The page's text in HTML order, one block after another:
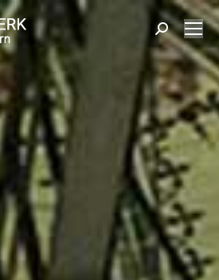
Zoeken: